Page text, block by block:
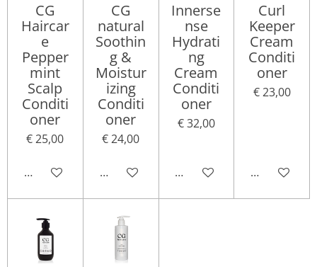
CG
Haircar
e
Pepper
mint
Scalp
Conditi
oner
€ 25,00
In winkelwagen
CG
natural
Soothin
g &
Moistur
izing
Conditi
oner
€ 24,00
In winkelwagen
Innerse
nse
Hydrati
ng
Cream
Conditi
oner
€ 32,00
Houd mij op de hoogte
Curl
Keeper
Cream
Conditi
oner
€ 23,00
In